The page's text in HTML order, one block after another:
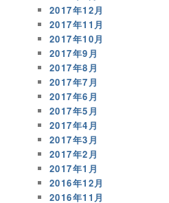
2017年12月
2017年11月
2017年10月
2017年9月
2017年8月
2017年7月
2017年6月
2017年5月
2017年4月
2017年3月
2017年2月
2017年1月
2016年12月
2016年11月